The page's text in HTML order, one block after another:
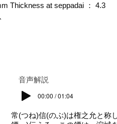
Thickness at seppadai ： 4.3
​音声解説
00:00 / 01:04
常(つね)信(のぶ)は権之允と称